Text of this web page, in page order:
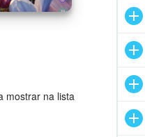
mostrar na lista